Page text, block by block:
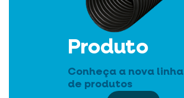
Produto
Conheça a nova linha
de produtos